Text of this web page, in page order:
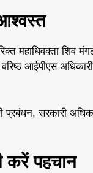
महाधिवक्ता शिव
आईपीएस
प्रबंधन, सरकारी
करें पहचान